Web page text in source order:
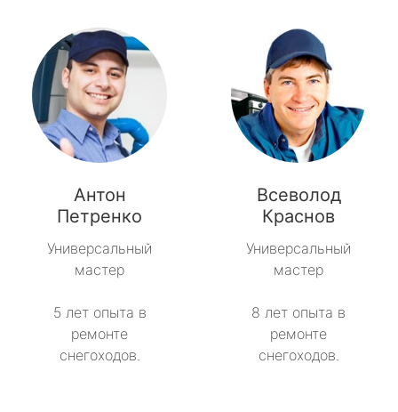
Антон
Петренко
Универсальный
мастер
5 лет опыта в
ремонте
снегоходов.
Всеволод
Краснов
Универсальный
мастер
8 лет опыта в
ремонте
снегоходов.